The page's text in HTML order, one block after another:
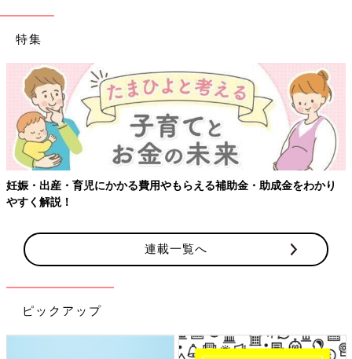
特集
妊娠・出産・育児にかかる費用やもらえる補助金・助成金をわかり
やすく解説！
連載一覧へ
ピックアップ